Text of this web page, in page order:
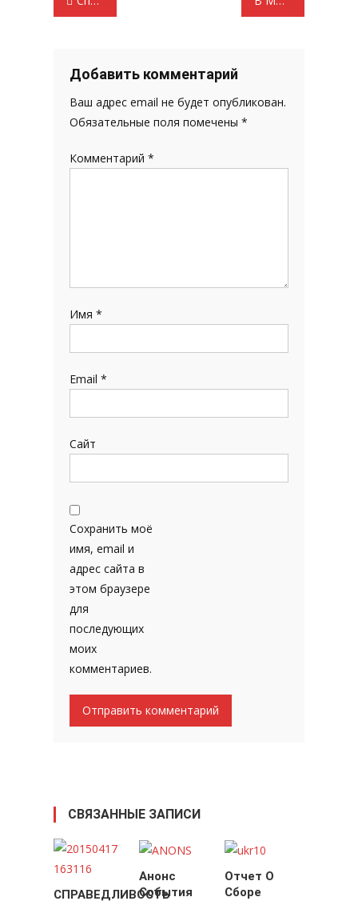
записям
Добавить комментарий
Ваш адрес email не будет опубликован.
Обязательные поля помечены*
Комментарий*
Имя*
Email*
Сайт
Сохранить моё
имя, email и
адрес сайта в
этом браузере
для
последующих
моих
комментариев.
СВЯЗАННЫЕ ЗАПИСИ
СПРАВЕДЛИВОСТЬ
Анонс
События
Отчет О
Сборе